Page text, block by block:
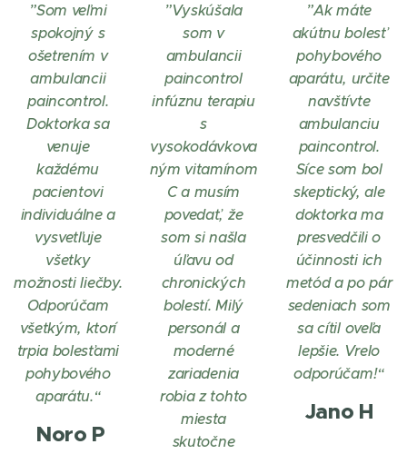
”Som veľmi
spokojný s
ošetrením v
ambulancii
paincontrol.
Doktorka sa
venuje
každému
pacientovi
individuálne a
vysvetľuje
všetky
možnosti liečby.
Odporúčam
všetkým, ktorí
trpia bolesťami
pohybového
aparátu.“
Noro P
”Vyskúšala
som v
ambulancii
paincontrol
infúznu terapiu
s
vysokodávkova
ným vitamínom
C a musím
povedať, že
som si našla
úľavu od
chronických
bolestí. Milý
personál a
moderné
zariadenia
robia z tohto
miesta
skutočne
”Ak máte
akútnu bolesť
pohybového
aparátu, určite
navštívte
ambulanciu
paincontrol.
Síce som bol
skeptický, ale
doktorka ma
presvedčili o
účinnosti ich
metód a po pár
sedeniach som
sa cítil oveľa
lepšie. Vrelo
odporúčam!“
Jano H